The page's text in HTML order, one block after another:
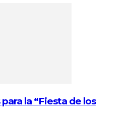
la “Fiesta de los